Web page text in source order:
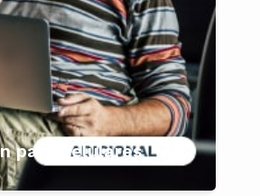
para celulares